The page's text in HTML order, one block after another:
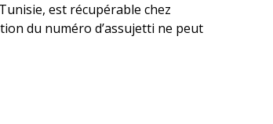
est récupérable chez
du numéro d’assujetti ne peut